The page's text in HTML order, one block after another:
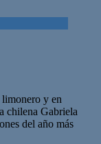
y en
chilena Gabriela
del año más